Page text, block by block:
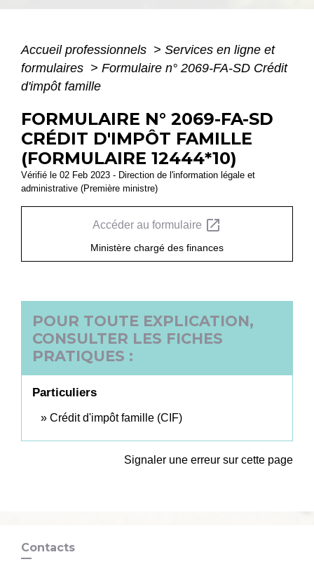
Accueil professionnels > Services en ligne et
formulaires > Formulaire n° 2069-FA-SD Crédit
d'impôt famille
FORMULAIRE N° 2069-FA-SD
CRÉDIT D'IMPÔT FAMILLE
(FORMULAIRE 12444*10)
Vérifié le 02 Feb 2023 - Direction de l'information légale et
administrative (Première ministre)
Accéder au formulaire open_in_new
Ministère chargé des finances
POUR TOUTE EXPLICATION,
CONSULTER LES FICHES
PRATIQUES :
Particuliers
Crédit d'impôt famille (CIF)
Signaler une erreur sur cette page
Contacts